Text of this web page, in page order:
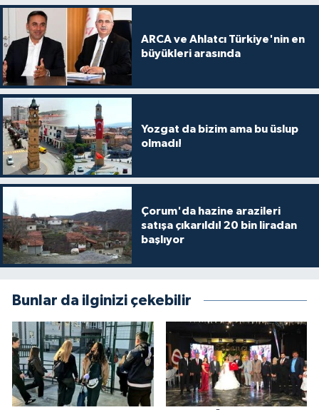
ARCA ve Ahlatcı Türkiye'nin en
büyükleri arasında
Yozgat da bizim ama bu üslup
olmadı!
Çorum'da hazine arazileri
satışa çıkarıldı! 20 bin liradan
başlıyor
Bunlar da ilginizi çekebilir